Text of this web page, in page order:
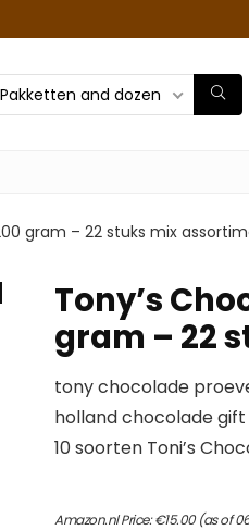
Pakketten and dozen
gram – 22 stuks mix
Tony’s
gram – 22
tony chocolade
holland chocolade
10 soorten Toni’s
Amazon.nl Price:€15.00(as of